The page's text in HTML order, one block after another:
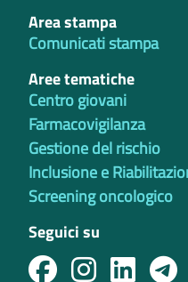
Area stampa
Comunicati stampa
Aree tematiche
Centro giovani
Farmacovigilanza
Gestione del rischio
Inclusione e
Screening oncologico
Seguici su